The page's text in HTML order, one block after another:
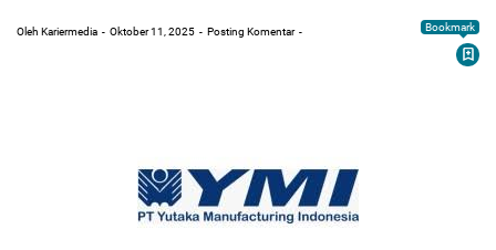
Oleh Kariermedia Oktober 11, 2025 Posting Komentar Bookmark